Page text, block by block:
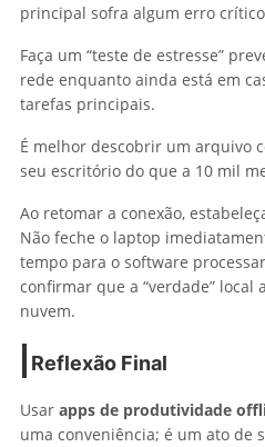
principal sofra algum erro
Faça um “teste de estresse”
rede enquanto ainda está em
tarefas principais.
É melhor descobrir um arquivo
seu escritório do que a 10 mil
Ao retomar a conexão,
Não feche o laptop
tempo para o software
confirmar que a “verdade” local
nuvem.
Reflexão Final
Usar apps de produtividade
uma conveniência; é um ato de